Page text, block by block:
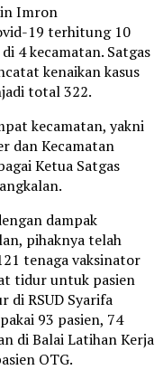
Imron
19 terhitung 10
4 kecamatan. Satgas
kenaikan kasus
total 322.
kecamatan, yakni
dan Kecamatan
Ketua Satgas
dampak
pihaknya telah
tenaga vaksinator
tidur untuk pasien
di RSUD Syarifa
93 pasien, 74
di Balai Latihan Kerja
OTG.